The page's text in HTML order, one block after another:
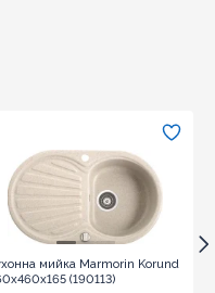
мийка Marmorin Korund
(190113)